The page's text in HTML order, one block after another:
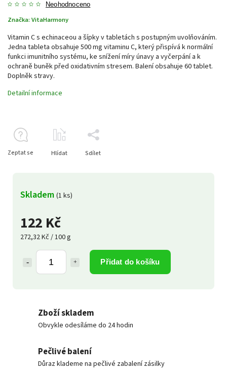
Neohodnoceno
Značka: VitaHarmony
122 Kč
272,32 Kč / 100 g
Přidat do košíku
Skladem (1 ks)
Vitamin C s echinaceou a šípky v tabletách s postupným uvolňováním.
Jedna tableta obsahuje 500 mg vitaminu C, který přispívá k normální
funkci imunitního systému, ke snížení míry únavy a vyčerpání a k
ochraně buněk před oxidativním stresem. Balení obsahuje 60 tablet.
Doplněk stravy.
Detailní informace
Zeptat se Hlídat Sdílet
Zboží skladem
Obvykle odesíláme do 24 hodin
Pečlivé balení
Důraz klademe na pečlivé zabalení zásilky